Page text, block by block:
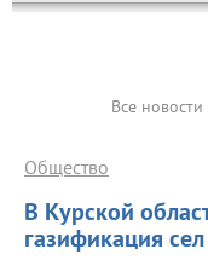
Все новости
В Курской
газификация сел
Общество